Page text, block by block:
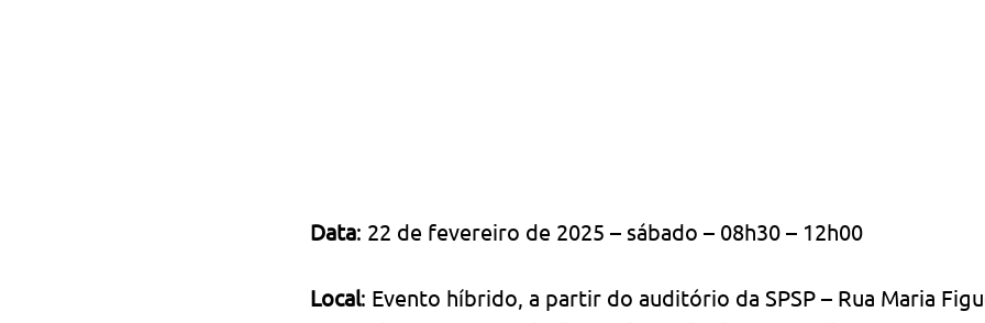
Data: 22 de fevereiro de 2025 – sábado – 08h30 – 12h00
Local: Evento híbrido, a partir do auditório da SPSP – Rua Maria